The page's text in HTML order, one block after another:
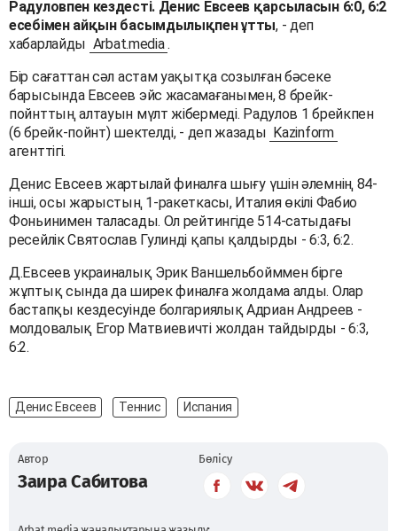
Радуловпен кездесті. Денис Евсеев қарсыласын 6:0, 6:2
есебімен айқын басымдылықпен ұтты, - деп
хабарлайды Arbat.media .
Бір сағаттан сәл астам уақытқа созылған бәсеке
барысында Евсеев эйс жасамағанымен, 8 брейк-
пойнттың алтауын мүлт жібермеді. Радулов 1 брейкпен
(6 брейк-пойнт) шектелді, - деп жазады Kazinform
агенттігі.
Денис Евсеев жартылай финалға шығу үшін әлемнің 84-
інші, осы жарыстың 1-ракеткасы, Италия өкілі Фабио
Фоньинимен таласады. Ол рейтингіде 514-сатыдағы
ресейлік Святослав Гулинді қапы қалдырды - 6:3, 6:2.
Д.Евсеев украиналық Эрик Ваншельбойммен бірге
жұптық сында да ширек финалға жолдама алды. Олар
бастапқы кездесуінде болгариялық Адриан Андреев -
молдовалық Егор Матвиевичті жолдан тайдырды - 6:3,
6:2.
Денис Евсеев Теннис Испания
Автор
Заира Сабитова
Бөлісу